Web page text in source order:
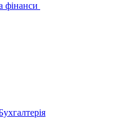
фінанси